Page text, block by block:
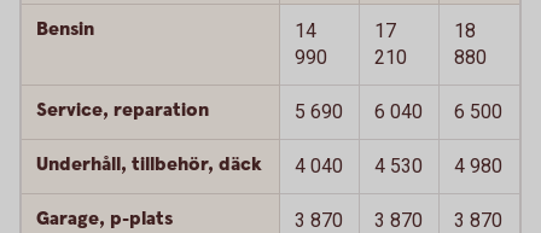
Bensin
14
990
17
210
18
880
Service, reparation 5 690 6 040 6 500
Underhåll, tillbehör, däck 4 040 4 530 4 980
Garage, p-plats 3 870 3 870 3 870